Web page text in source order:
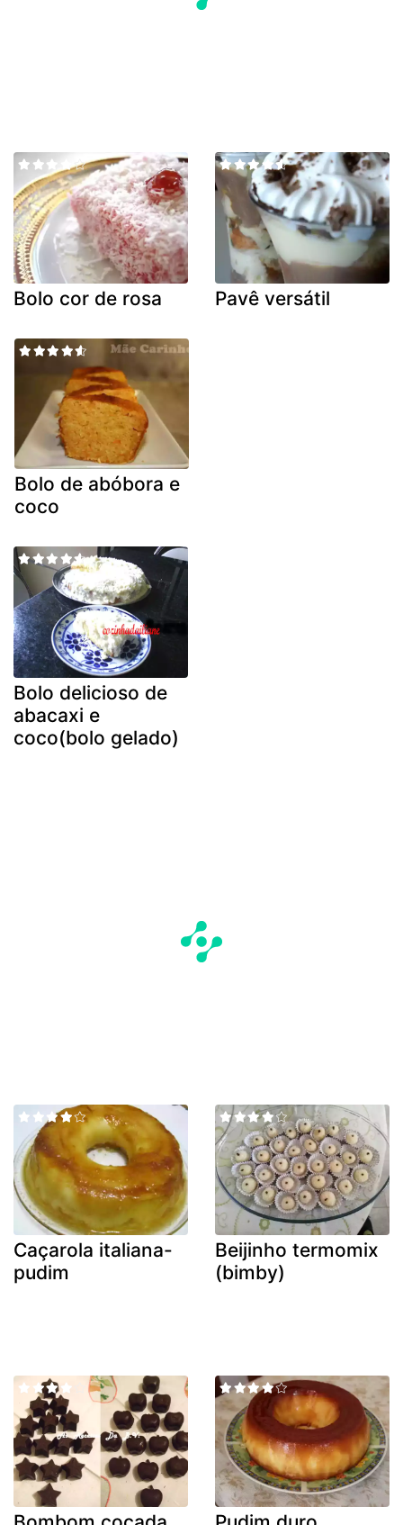
Bolo cor de rosa Pavê versátil
Bolo de abóbora e
coco
Bolo delicioso de
abacaxi e
coco(bolo gelado)
Caçarola italiana-
pudim
Beijinho termomix
(bimby)